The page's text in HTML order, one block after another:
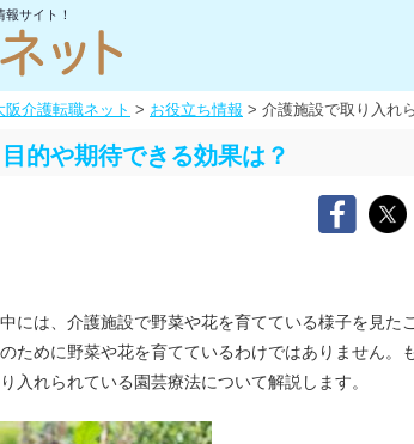
サイト！
阪介護転職ネット > お役立ち情報 > 介護施設で取り入れ
的や期待できる効果は？
には、介護施設で野菜や花を育てている様子を見た
ために野菜や花を育てているわけではありません。
れられている園芸療法について解説します。